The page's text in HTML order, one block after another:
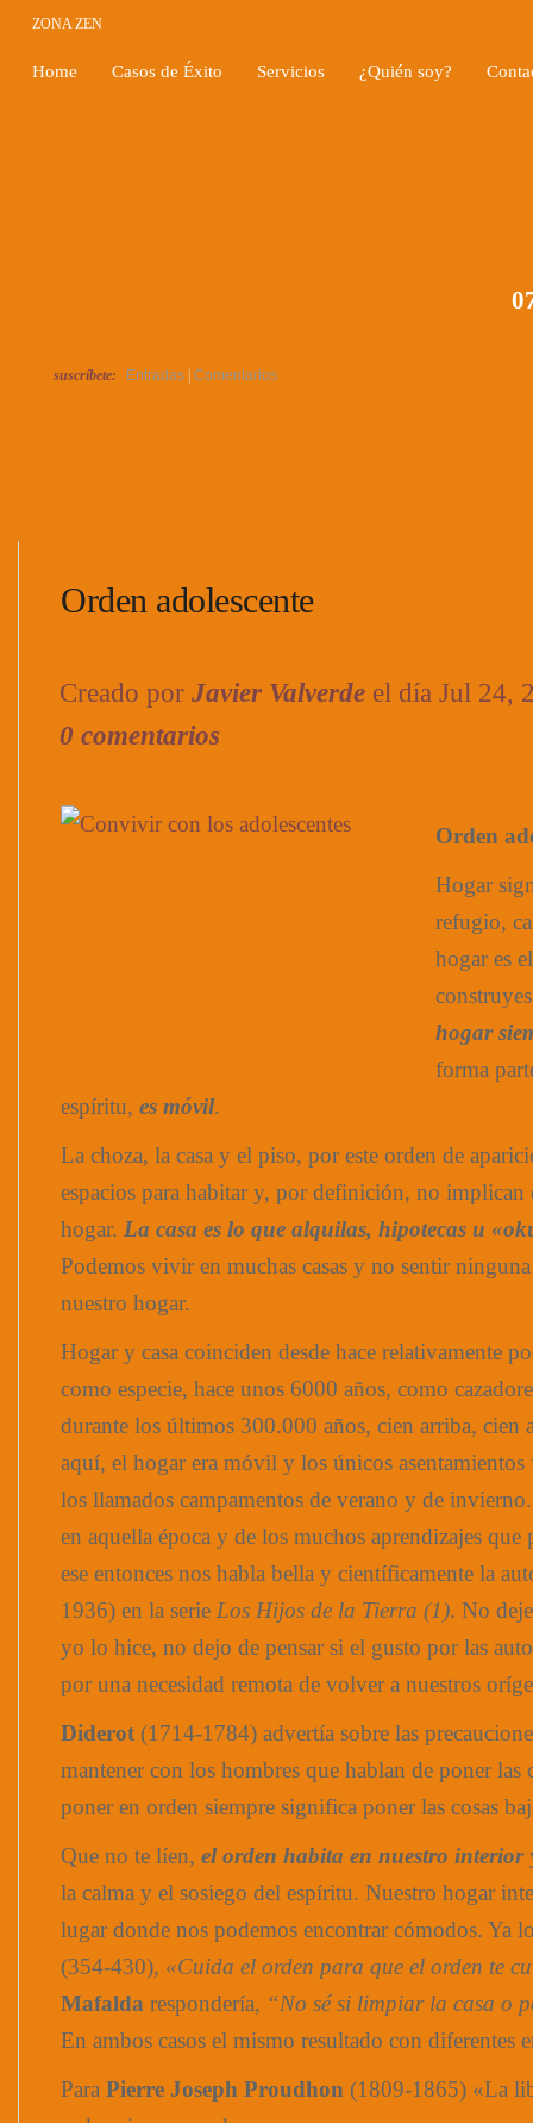
ZONA ZEN
Home Casos de Éxito Servicios ¿Quién soy?
suscríbete: Entradas Comentarios
Orden adolescente
Creado por Javier Valverde el día Jul 24,
0 comentarios
Orden
Hogar
refugio,
hogar es
hogar
forma
espíritu, es móvil.
La choza, la casa y el piso, por este orden de
espacios para habitar y, por definición, no implican
hogar. La casa es lo que alquilas, hipotecas u
Podemos vivir en muchas casas y no sentir
nuestro hogar.
Hogar y casa coinciden desde hace relativamente
como especie, hace unos 6000 años, como
durante los últimos 300.000 años, cien arriba, cien
aquí, el hogar era móvil y los únicos asentamientos
los llamados campamentos de verano y de
en aquella época y de los muchos aprendizajes que
ese entonces nos habla bella y científicamente la
1936) en la serie Los Hijos de la Tierra (1). No
yo lo hice, no dejo de pensar si el gusto por las
por una necesidad remota de volver a nuestros
Diderot (1714-1784) advertía sobre las
mantener con los hombres que hablan de poner las
poner en orden siempre significa poner las cosas
Que no te líen, el orden habita en nuestro interior
la calma y el sosiego del espíritu. Nuestro hogar
lugar donde nos podemos encontrar cómodos. Ya
(354-430), «Cuida el orden para que el orden te
Mafalda respondería, “No sé si limpiar la casa o
En ambos casos el mismo resultado con diferentes
Para Pierre Joseph Proudhon (1809-1865) «La